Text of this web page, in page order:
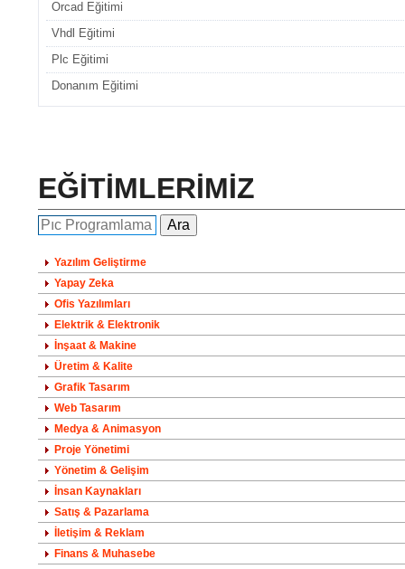
Orcad Eğitimi
Vhdl Eğitimi
Plc Eğitimi
Donanım Eğitimi
EĞİTİMLERİMİZ
Yazılım Geliştirme
Yapay Zeka
Ofis Yazılımları
Elektrik & Elektronik
İnşaat & Makine
Üretim & Kalite
Grafik Tasarım
Web Tasarım
Medya & Animasyon
Proje Yönetimi
Yönetim & Gelişim
İnsan Kaynakları
Satış & Pazarlama
İletişim & Reklam
Finans & Muhasebe